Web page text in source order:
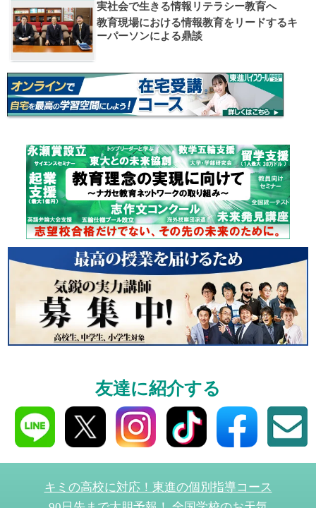
高3生・高2生・高1生対
東進の実力講師陣
導を今すぐ体験!!
個別相談
高3生・高2生・高1生と
受験や高校の成績
ください！
高3生・高2生・高1生対
資料請求・イベン
ら！
友達に紹介する
キミの高校に対応！東進の個別指導コース